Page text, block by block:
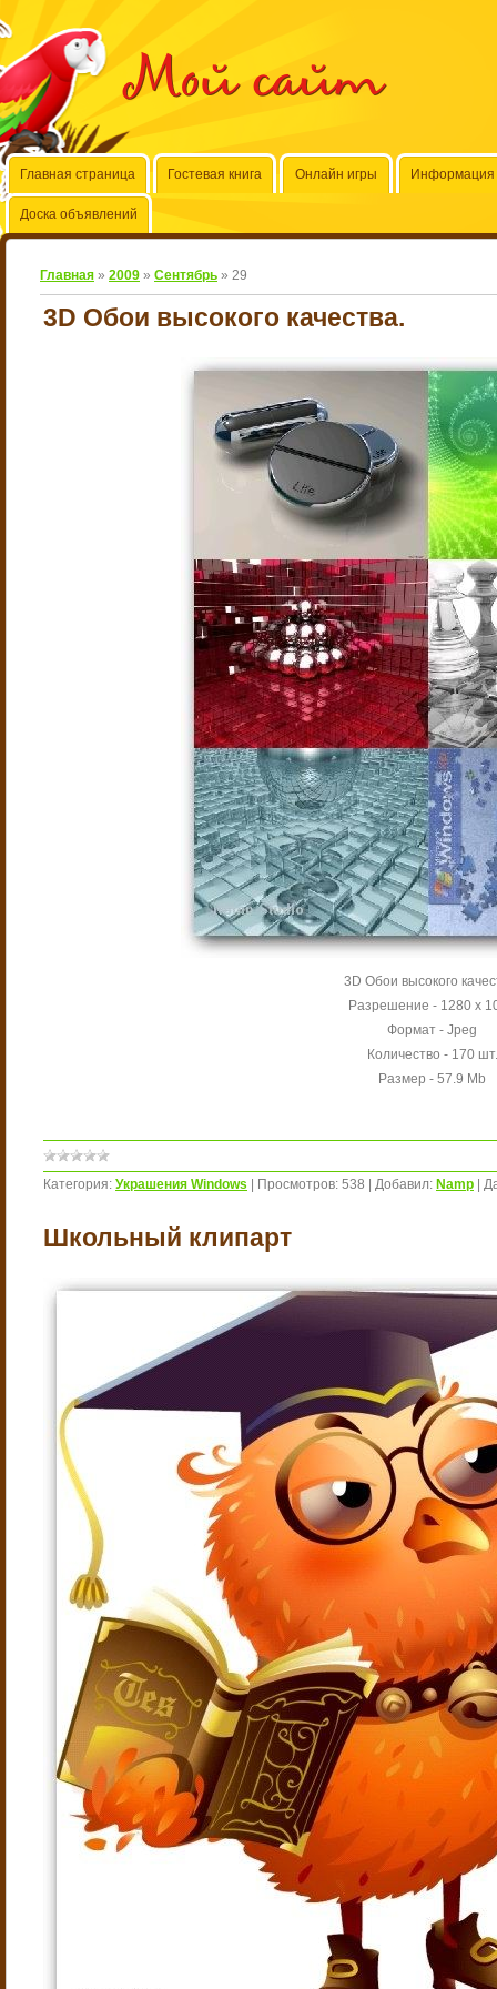
Мой сайт
Главная страница Гостевая книга Онлайн игры Информация
Доска объявлений
Главная » 2009 » Сентябрь » 29
3D Обои высокого качества.
3D Обои высокого
Разрешение - 1280 х
Формат - Jpeg
Количество - 170 шт.
Размер - 57.9 Mb
Категория: Украшения Windows Просмотров: 538 Добавил: Namp
Школьный клипарт